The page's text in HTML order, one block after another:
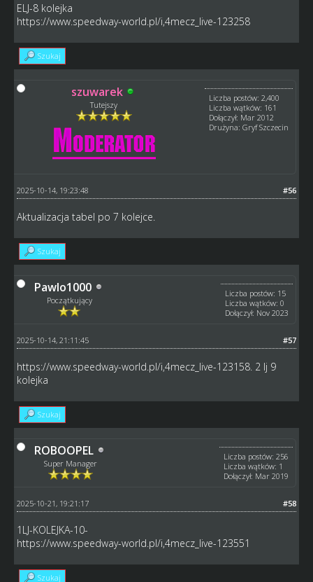
ELJ-8 kolejka
https://www.speedway-world.pl/i,4mecz_live-123258
Szukaj
szuwarek
Tutejszy
Liczba postów: 2,400
Liczba wątków: 161
Dołączył: Mar 2012
Drużyna: Gryf Szczecin
#56
2025-10-14, 19:23:48
Aktualizacja tabel po 7 kolejce.
Szukaj
Pawlo1000
Początkujący
Liczba postów: 15
Liczba wątków: 0
Dołączył: Nov 2023
#57
2025-10-14, 21:11:45
https://www.speedway-world.pl/i,4mecz_live-123158. 2 lj 9
kolejka
Szukaj
ROBOOPEL
Super Manager
Liczba postów: 256
Liczba wątków: 1
Dołączył: Mar 2019
#58
2025-10-21, 19:21:17
1LJ-KOLEJKA-10-
https://www.speedway-world.pl/i,4mecz_live-123551
Szukaj